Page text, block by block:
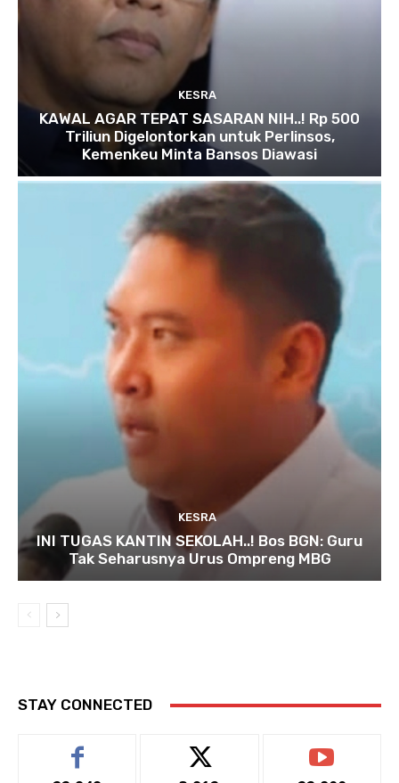
KESRA
KAWAL AGAR TEPAT SASARAN NIH..! Rp 500
Triliun Digelontorkan untuk Perlinsos,
Kemenkeu Minta Bansos Diawasi
KESRA
INI TUGAS KANTIN SEKOLAH..! Bos BGN: Guru
Tak Seharusnya Urus Ompreng MBG
STAY CONNECTED